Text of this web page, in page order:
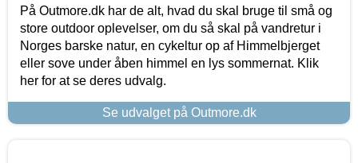
På Outmore.dk har de alt, hvad du skal bruge til små og
store outdoor oplevelser, om du så skal på vandretur i
Norges barske natur, en cykeltur op af Himmelbjerget
eller sove under åben himmel en lys sommernat. Klik
her for at se deres udvalg.
Se udvalget på Outmore.dk